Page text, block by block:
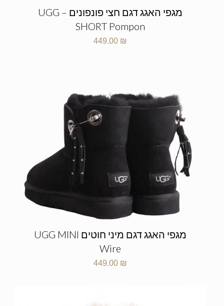
מגפי האגג דגם חצי פונפונים – UGG
SHORT Pompon
449.00 ₪
מגפי האגג דגם מיני חוטים UGG MINI
Wire
449.00 ₪